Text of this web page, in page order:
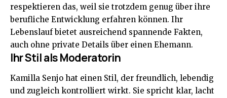
respektieren das, weil sie trotzdem genug über ihre
berufliche Entwicklung erfahren können. Ihr
Lebenslauf bietet ausreichend spannende Fakten,
auch ohne private Details über einen Ehemann.
Ihr Stil als Moderatorin
Kamilla Senjo hat einen Stil, der freundlich, lebendig
und zugleich kontrolliert wirkt. Sie spricht klar, lacht